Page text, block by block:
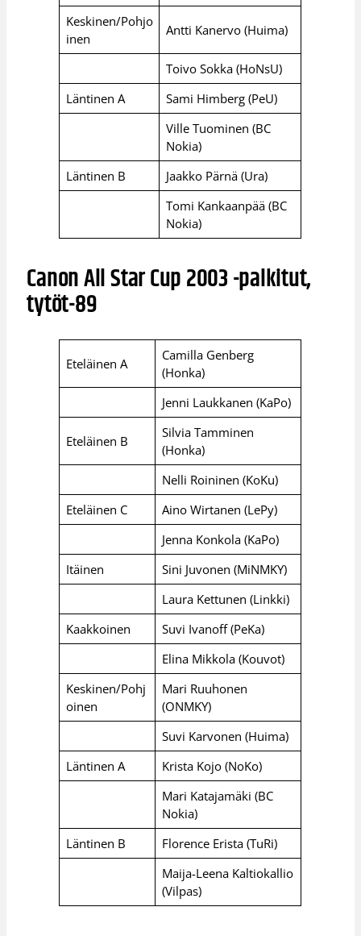
Keskinen/Pohjo
inen
Antti Kanervo (Huima)
Toivo Sokka (HoNsU)
Läntinen A
Sami Himberg (PeU)
Ville Tuominen (BC
Nokia)
Läntinen B
Jaakko Pärnä (Ura)
Tomi Kankaanpää (BC
Nokia)
Canon All Star Cup 2003 -palkitut,
tytöt-89
Eteläinen A
Camilla Genberg
(Honka)
Jenni Laukkanen (KaPo)
Eteläinen B
Silvia Tamminen
(Honka)
Nelli Roininen (KoKu)
Eteläinen C
Aino Wirtanen (LePy)
Jenna Konkola (KaPo)
Itäinen
Sini Juvonen (MiNMKY)
Laura Kettunen (Linkki)
Kaakkoinen
Suvi Ivanoff (PeKa)
Elina Mikkola (Kouvot)
Keskinen/Pohj
oinen
Mari Ruuhonen
(ONMKY)
Suvi Karvonen (Huima)
Läntinen A
Krista Kojo (NoKo)
Mari Katajamäki (BC
Nokia)
Läntinen B
Florence Erista (TuRi)
Maija-Leena Kaltiokallio
(Vilpas)